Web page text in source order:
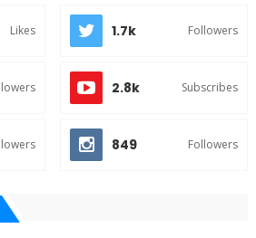
Likes 1.7k Followers
2.8k Subscribes
849 Followers